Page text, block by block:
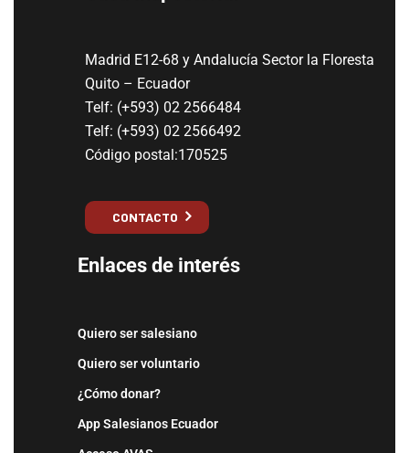
Madrid E12-68 y Andalucía Sector la Floresta
Quito – Ecuador
Telf: (+593) 02 2566484
Telf: (+593) 02 2566492
Código postal:170525
CONTACTO
Enlaces de interés
Quiero ser salesiano
Quiero ser voluntario
¿Cómo donar?
App Salesianos Ecuador